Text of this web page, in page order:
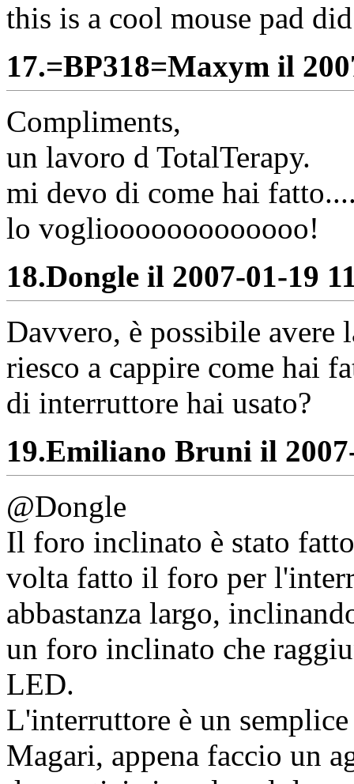
this is a cool mouse pad
17.=BP318=Maxym il
Compliments,
un lavoro d TotalTerapy.
mi devo di come hai
lo vogliooooooooooooo!
18.Dongle il 2007-01-19
Davvero, è possibile avere
riesco a cappire come hai
di interruttore hai usato?
19.Emiliano Bruni il
@Dongle
Il foro inclinato è stato
volta fatto il foro per
abbastanza largo,
un foro inclinato che
LED.
L'interruttore è un
Magari, appena faccio un